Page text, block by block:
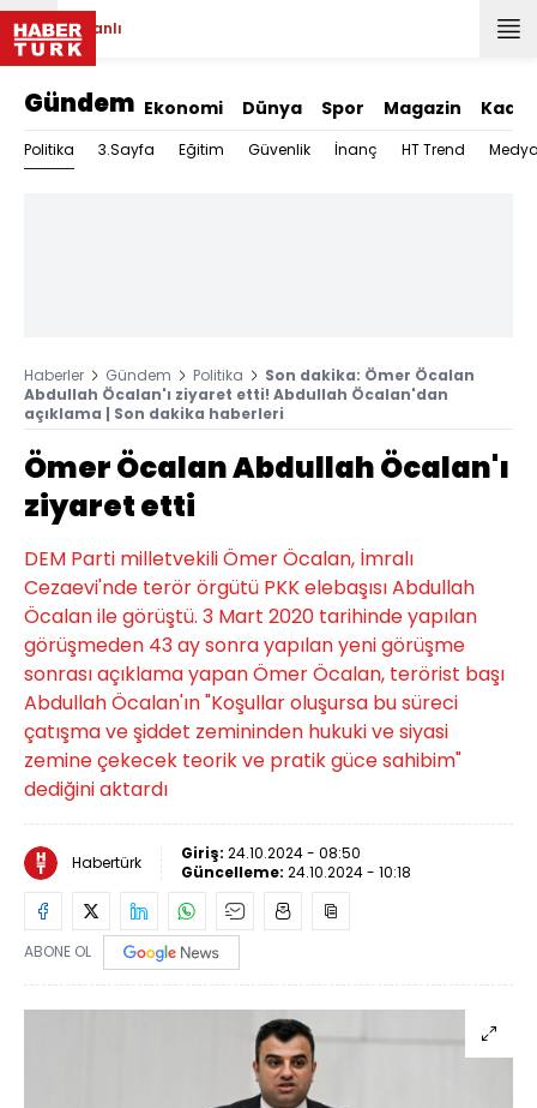
Canlı
Gündem Ekonomi Dünya Spor Magazin Kadın
Politika 3.Sayfa Eğitim Güvenlik İnanç HT Trend
Haberler Gündem Politika
Son dakika: Ömer Öcalan
Abdullah Öcalan'ı ziyaret etti! Abdullah Öcalan'dan
açıklama | Son dakika haberleri
Ömer Öcalan Abdullah Öcalan'ı
ziyaret etti
DEM Parti milletvekili Ömer Öcalan, İmralı
Cezaevi'nde terör örgütü PKK elebaşısı Abdullah
Öcalan ile görüştü. 3 Mart 2020 tarihinde yapılan
görüşmeden 43 ay sonra yapılan yeni görüşme
sonrası açıklama yapan Ömer Öcalan, terörist başı
Abdullah Öcalan'ın "Koşullar oluşursa bu süreci
çatışma ve şiddet zemininden hukuki ve siyasi
zemine çekecek teorik ve pratik güce sahibim"
dediğini aktardı
Habertürk Giriş: 24.10.2024 - 08:50
Güncelleme: 24.10.2024 - 10:18
ABONE OL